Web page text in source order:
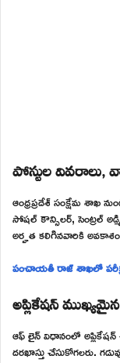
పోస్టుల వివరాలు,
ఆంధ్రప్రదేశ్ సంక్షేమ శాఖ
సోషల్ కౌన్సిలర్, సెంట్రల్
అర్హత కలిగినవారికి అవకాశం
పంచాయతీ రాజ్ శాఖలో
అప్లికేషన్
ఆఫ్ లైన్ విధానంలో అప్లికేషన్
దరఖాస్తు చేసుకోగలరు.